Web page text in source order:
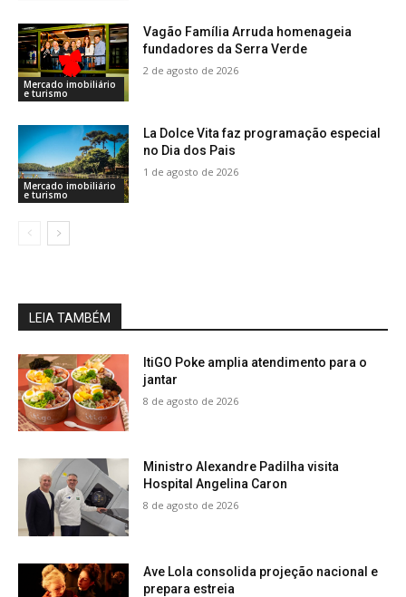
Mercado imobiliário
e turismo
Vagão Família Arruda homenageia
fundadores da Serra Verde
2 de agosto de 2026
Mercado imobiliário
e turismo
La Dolce Vita faz programação especial
no Dia dos Pais
1 de agosto de 2026
LEIA TAMBÉM
ItiGO Poke amplia atendimento para o
jantar
8 de agosto de 2026
Ministro Alexandre Padilha visita
Hospital Angelina Caron
8 de agosto de 2026
Ave Lola consolida projeção nacional e
prepara estreia